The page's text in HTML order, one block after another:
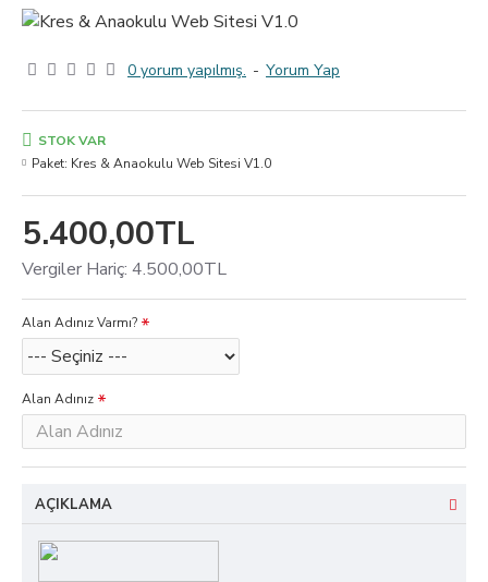
0 yorum yapılmış. - Yorum Yap
5.400,00TL
Vergiler Hariç: 4.500,00TL
STOK VAR
Paket: Kres & Anaokulu Web Sitesi V1.0
Alan Adınız Varmı?
Alan Adınız
AÇIKLAMA